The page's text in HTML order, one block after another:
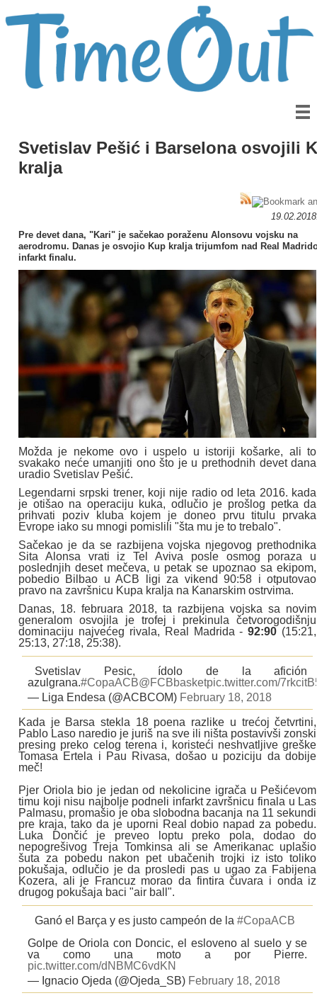
Svetislav Pešić i Barselona osvojili
kralja
Pre devet dana, "Kari" je sačekao poraženu Alonsovu vojsku na
aerodromu. Danas je osvojio Kup kralja trijumfom nad Real
infarkt finalu.
Možda je nekome ovo i uspelo u istoriji košarke, ali to
svakako neće umanjiti ono što je u prethodnih devet dana
uradio Svetislav Pešić.
Legendarni srpski trener, koji nije radio od leta 2016. kada
je otišao na operaciju kuka, odlučio je prošlog petka da
prihvati poziv kluba kojem je doneo prvu titulu prvaka
Evrope iako su mnogi pomislili "šta mu je to trebalo".
Sačekao je da se razbijena vojska njegovog prethodnika
Sita Alonsa vrati iz Tel Aviva posle osmog poraza u
poslednjih deset mečeva, u petak se upoznao sa ekipom,
pobedio Bilbao u ACB ligi za vikend 90:58 i otputovao
pravo na završnicu Kupa kralja na Kanarskim ostrvima.
Danas, 18. februara 2018, ta razbijena vojska sa novim
generalom osvojila je trofej i prekinula četvorogodišnju
dominaciju najvećeg rivala, Real Madrida -92:90 (15:21,
25:13, 27:18, 25:38).
Svetislav Pesic, ídolo de la afición
azulgrana.#CopaACB@FCBbasketpic.twitter.com/
— Liga Endesa (@ACBCOM) February 18, 2018
Kada je Barsa stekla 18 poena razlike u trećoj četvrtini,
Pablo Laso naredio je juriš na sve ili ništa postavivši zonski
presing preko celog terena i, koristeći neshvatljive greške
Tomasa Ertela i Pau Rivasa, došao u poziciju da dobije
meč!
Pjer Oriola bio je jedan od nekolicine igrača u Pešićevom
timu koji nisu najbolje podneli infarkt završnicu finala u Las
Palmasu, promašio je oba slobodna bacanja na 11 sekundi
pre kraja, tako da je uporni Real dobio napad za pobedu.
Luka Dončić je preveo loptu preko pola, dodao do
nepogrešivog Treja Tomkinsa ali se Amerikanac uplašio
šuta za pobedu nakon pet ubačenih trojki iz isto toliko
pokušaja, odlučio je da prosledi pas u ugao za Fabijena
Kozera, ali je Francuz morao da fintira čuvara i onda iz
drugog pokušaja baci "air ball".
Ganó el Barça y es justo campeón de la #CopaACB
Golpe de Oriola con Doncic, el esloveno al suelo y se
va como una moto a por Pierre.
pic.twitter.com/dNBMC6vdKN
— Ignacio Ojeda (@Ojeda_SB) February 18, 2018